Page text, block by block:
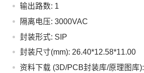
输出路数: 1
隔离电压: 3000VAC
封装形式: SIP
封装尺寸(mm): 26.40*12.58*11.00
资料下载 (3D/PCB封装库/原理图库):